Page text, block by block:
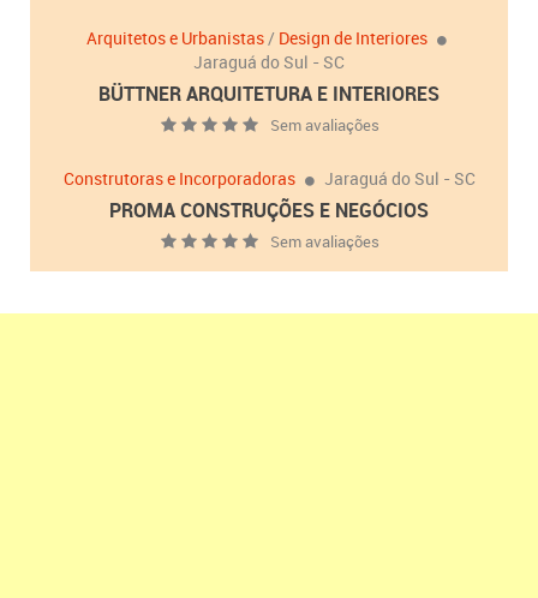
Arquitetos e Urbanistas/ Design de Interiores
Jaraguá do Sul - SC
BÜTTNER ARQUITETURA E INTERIORES
Sem avaliações
Construtoras e Incorporadoras Jaraguá do Sul - SC
PROMA CONSTRUÇÕES E NEGÓCIOS
Sem avaliações